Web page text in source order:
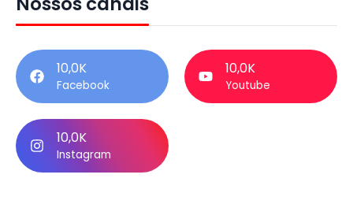
10,0K
Facebook
10,0K
Youtube
10,0K
Instagram